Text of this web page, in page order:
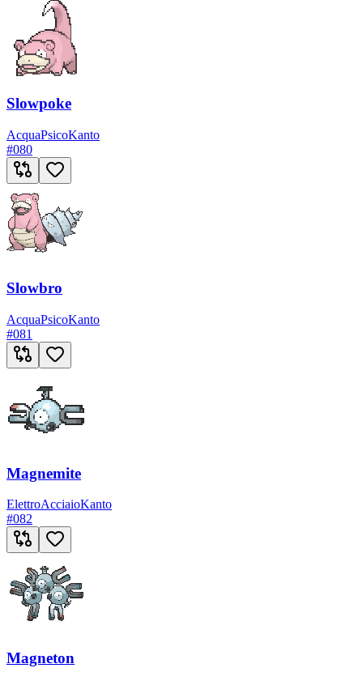
Slowpoke
AcquaPsicoKanto
#080
Slowbro
AcquaPsicoKanto
#081
Magnemite
ElettroAcciaioKanto
#082
Magneton